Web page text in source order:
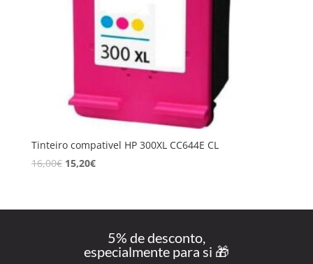
Tinteiro compativel HP 300XL CC644E CL
16,00€ 15,20€
5% de desconto,
especialmente para si 🎁